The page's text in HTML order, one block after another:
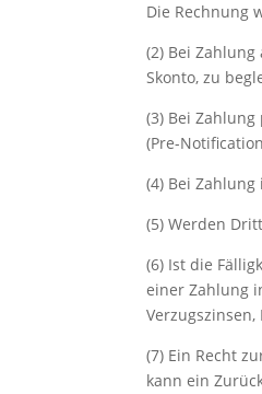
Die Rechnung
(2) Bei
Skonto, zu
(3) Bei
(Pre-
(4) Bei
(5) Werden
(6) Ist die
einer Zahlung
(7) Ein Recht
kann ein